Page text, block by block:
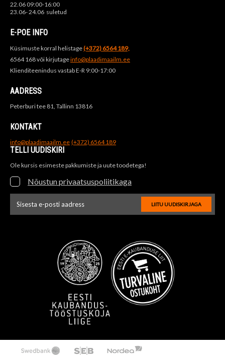
22.06 09:00-16:00
23.06- 24.06 suletud
E-POE INFO
Küsimuste korral helistage(+372) 6564 189,
6564 168 või kirjutageinfo@plaadimaailm.ee
Klienditeenindus vastab E-R 9:00-17:00
AADRESS
Peterburi tee 81, Tallinn 13816
KONTAKT
info@plaadimaailm.ee (+372) 6564 189
TELLI UUDISKIRI
Ole kursis esimeste pakkumiste ja uute toodetega!
Nõustun privaatsuspoliitikaga
LIITU UUDISKIRJAGA